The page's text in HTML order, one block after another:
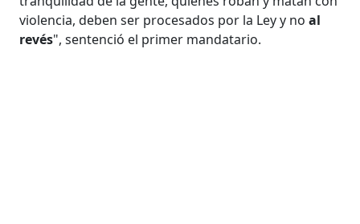
violencia, deben ser procesados por la Ley y noal
revés", sentenció el primer mandatario.